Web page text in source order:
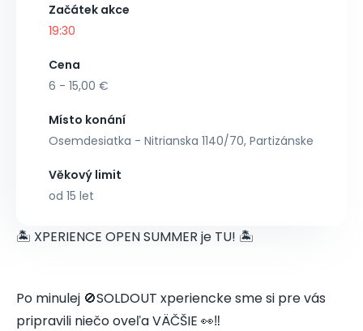
Začátek akce
19:30
Cena
6 - 15,00 €
Místo konání
Osemdesiatka - Nitrianska 1140/70, Partizánske
Věkový limit
od 15 let
🏝️ XPERIENCE OPEN SUMMER je TU! 🏝️
Po minulej 🚫SOLDOUT xperiencke sme si pre vás
pripravili niečo oveľa VÄČŠIE 👀‼️